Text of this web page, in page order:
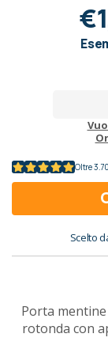
Oltre
Scelto
Porta
rotonda con